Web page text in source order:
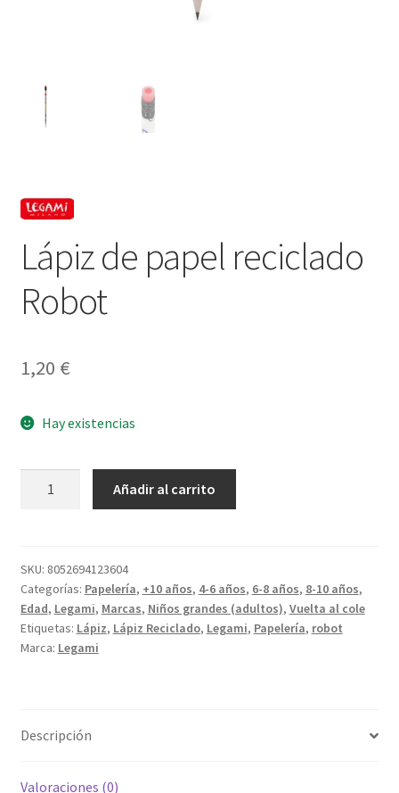
Lápiz de papel reciclado
Robot
1,20 €
Hay existencias
Robot
cantidad
Añadir al carrito
SKU: 8052694123604
Categorías: Papelería, +10 años, 4-6 años, 6-8 años, 8-10 años,
Edad, Legami, Marcas, Niños grandes (adultos), Vuelta al cole
Etiquetas: Lápiz, Lápiz Reciclado, Legami, Papelería, robot
Marca: Legami
Descripción
Valoraciones (0)